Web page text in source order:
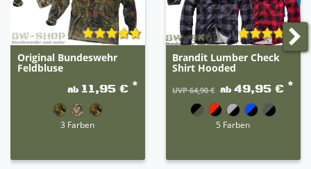
Original Bundeswehr
Feldbluse
ab 11,95 € *
3 Farben
Brandit Lumber Check
Shirt Hooded
UVP 64,90 € ab 49,95 € *
5 Farben